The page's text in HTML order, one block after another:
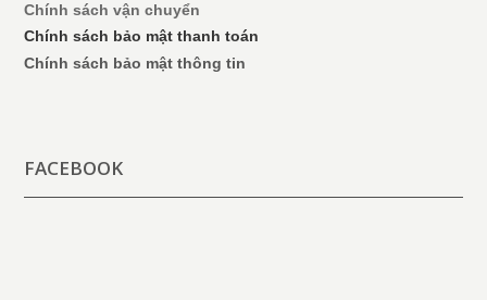
Chính sách vận chuyển
Chính sách bảo mật thanh toán
Chính sách bảo mật thông tin
FACEBOOK